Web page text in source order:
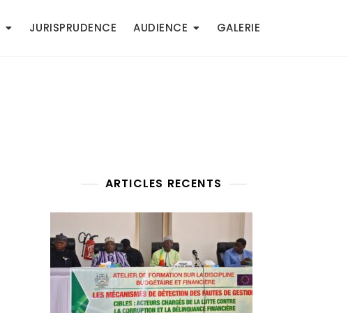
JURISPRUDENCE AUDIENCE GALERIE
ARTICLES RECENTS